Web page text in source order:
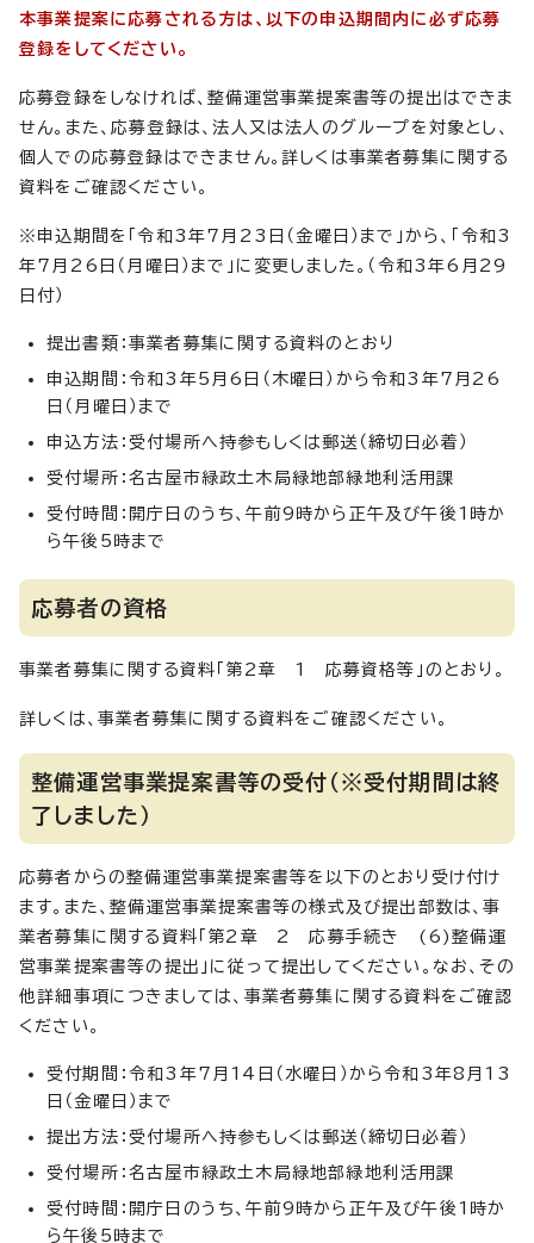
本事業提案に応募される方は、以下の申込期間内に必ず応募
登録をしてください。
応募登録をしなければ、整備運営事業提案書等の提出はできま
せん。また、応募登録は、法人又は法人のグループを対象とし、
個人での応募登録はできません。詳しくは事業者募集に関する
資料をご確認ください。
※申込期間を「令和3年7月23日（金曜日）まで」から、「令和3
年7月26日（月曜日）まで」に変更しました。（令和3年6月29
日付）
提出書類：事業者募集に関する資料のとおり
申込期間：令和3年5月6日（木曜日）から令和3年7月26
日（月曜日）まで
申込方法：受付場所へ持参もしくは郵送（締切日必着）
受付場所：名古屋市緑政土木局緑地部緑地利活用課
受付時間：開庁日のうち、午前9時から正午及び午後1時か
ら午後5時まで
応募者の資格
事業者募集に関する資料「第2章 1 応募資格等」のとおり。
詳しくは、事業者募集に関する資料をご確認ください。
整備運営事業提案書等の受付（※受付期間は終
了しました）
応募者からの整備運営事業提案書等を以下のとおり受け付け
ます。また、整備運営事業提案書等の様式及び提出部数は、事
業者募集に関する資料「第2章 2 応募手続き (6)整備運
営事業提案書等の提出」に従って提出してください。なお、その
他詳細事項につきましては、事業者募集に関する資料をご確認
ください。
受付期間：令和3年7月14日（水曜日）から令和3年8月13
日（金曜日）まで
提出方法：受付場所へ持参もしくは郵送（締切日必着）
受付場所：名古屋市緑政土木局緑地部緑地利活用課
受付時間：開庁日のうち、午前9時から正午及び午後1時か
ら午後5時まで